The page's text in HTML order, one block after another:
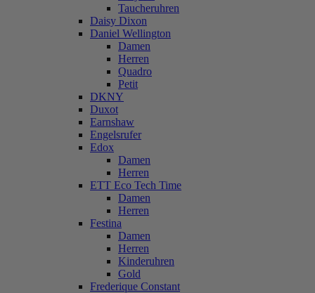
Taucheruhren
Daisy Dixon
Daniel Wellington
Damen
Herren
Quadro
Petit
DKNY
Duxot
Earnshaw
Engelsrufer
Edox
Damen
Herren
ETT Eco Tech Time
Damen
Herren
Festina
Damen
Herren
Kinderuhren
Gold
Frederique Constant